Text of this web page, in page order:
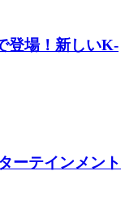
登場！新しいK-
ーテインメント